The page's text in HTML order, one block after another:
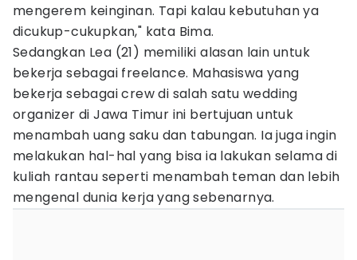
mengerem keinginan. Tapi kalau kebutuhan ya
dicukup-cukupkan," kata Bima.
Sedangkan Lea (21) memiliki alasan lain untuk
bekerja sebagai freelance. Mahasiswa yang
bekerja sebagai crew di salah satu wedding
organizer di Jawa Timur ini bertujuan untuk
menambah uang saku dan tabungan. Ia juga ingin
melakukan hal-hal yang bisa ia lakukan selama di
kuliah rantau seperti menambah teman dan lebih
mengenal dunia kerja yang sebenarnya.